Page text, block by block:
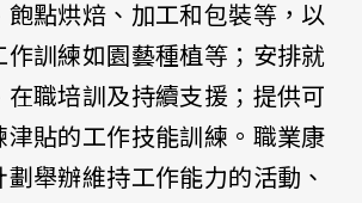
飽點烘焙、加工和包裝等，以
作訓練如園藝種植等；安排就
在職培訓及持續支援；提供可
津貼的工作技能訓練。職業康
舉辦維持工作能力的活動、